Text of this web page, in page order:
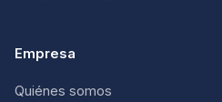
Empresa
Quiénes somos